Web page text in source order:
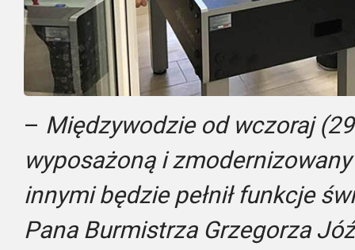
– Międzywodzie od wczoraj
wyposażoną i
innymi będzie pełnił funkcje
Pana Burmistrza Grzegorza